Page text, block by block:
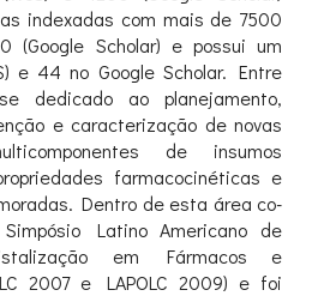
indexadas com mais de 7500
(Google Scholar) e possui um
e 44 no Google Scholar. Entre
dedicado ao planejamento,
e caracterização de novas
de insumos
farmacocinéticas e
Dentro de esta área co-
Latino Americano de
em Fármacos e
2007 e LAPOLC 2009) e foi